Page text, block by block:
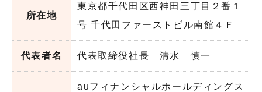
所在地
東京都千代田区西神田三丁目２番１
号 千代田ファーストビル南館４Ｆ
代表者名 代表取締役社長 清水 慎一
auフィナンシャルホールディングス